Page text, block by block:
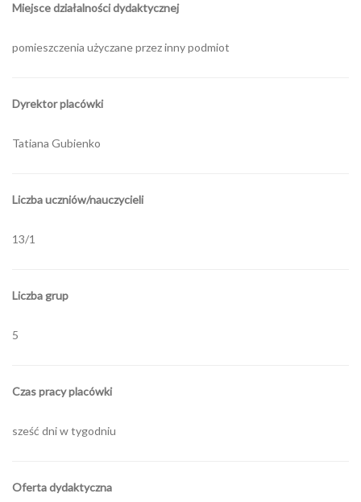
Miejsce działalności dydaktycznej
pomieszczenia użyczane przez inny podmiot
Dyrektor placówki
Tatiana Gubienko
Liczba uczniów/nauczycieli
13/1
Liczba grup
5
Czas pracy placówki
sześć dni w tygodniu
Oferta dydaktyczna